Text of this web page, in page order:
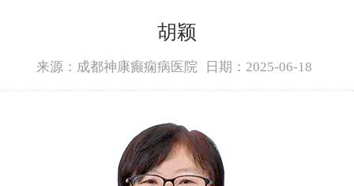
胡颖
来源：成都神康癫痫病医院 日期：2025-06-18